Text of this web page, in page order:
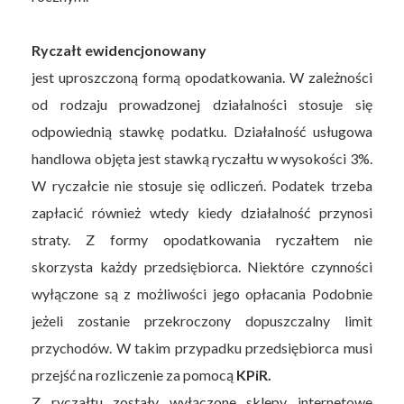
Ryczałt ewidencjonowany
jest uproszczoną formą opodatkowania. W zależności
od rodzaju prowadzonej działalności stosuje się
odpowiednią stawkę podatku. Działalność usługowa
handlowa objęta jest stawką ryczałtu w wysokości 3%.
W ryczałcie nie stosuje się odliczeń. Podatek trzeba
zapłacić również wtedy kiedy działalność przynosi
straty. Z formy opodatkowania ryczałtem nie
skorzysta każdy przedsiębiorca. Niektóre czynności
wyłączone są z możliwości jego opłacania Podobnie
jeżeli zostanie przekroczony dopuszczalny limit
przychodów. W takim przypadku przedsiębiorca musi
przejść na rozliczenie za pomocą KPiR.